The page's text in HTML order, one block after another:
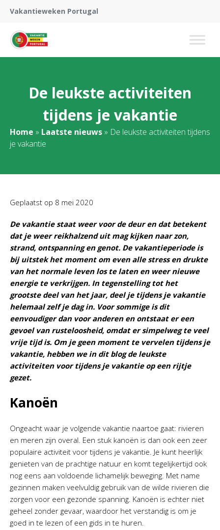
Vakantieweken Portugal
De leukste activiteiten
tijdens je vakantie
Home » Laatste nieuws » De leukste activiteiten tijdens
je vakantie
Geplaatst op 8 mei 2020
De vakantie staat weer voor de deur en dat betekent
dat je weer reikhalzend uit mag kijken naar zon,
strand, ontspanning en genot. De vakantieperiode is
bij uitstek het moment om even alle stress en drukte
van het normale leven los te laten en weer nieuwe
energie te verkrijgen. In tegenstelling tot het
grootste deel van het jaar, deel je tijdens je vakantie
helemaal zelf je dag in. Voor sommige is dit
eenvoudiger dan voor anderen en ontstaat er een
gevoel van rusteloosheid, omdat er simpelweg te veel
vrije tijd is. Om je geen moment te vervelen tijdens je
vakantie, hebben we in dit blog de leukste
activiteiten voor tijdens je vakantie op een rijtje
gezet.
Kanoën
Ongeacht waar je volgende vakantie naartoe gaat: rivieren
en meren zijn overal. Een stuk kanoën is dan ook een zeer
populaire activiteit voor tijdens je vakantie. Je kunt heerlijk
genieten van de prachtige natuur en komt tegelijkertijd ook
nog eens aan voldoende lichamelijk beweging. Met name
gezinnen maken veelvuldig gebruik van de wilde rivieren die
zorgen voor een gezonde spanning. Kanoën is echter niet
geheel zonder gevaar, waardoor het verstandig is om je
goed in te lezen of een gids in te huren.